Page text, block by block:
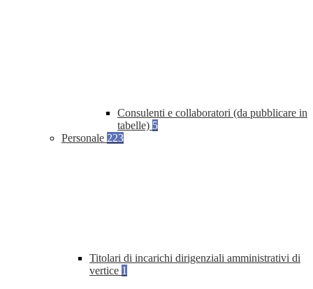
Consulenti e collaboratori (da pubblicare in
tabelle) 5
Personale 223
Titolari di incarichi dirigenziali amministrativi di
vertice 1